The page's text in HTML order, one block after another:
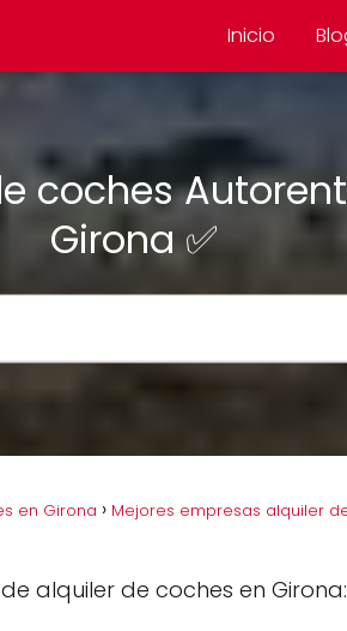
Inicio
coches
Girona ✅
en Girona Mejores empresas alquiler
alquiler de coches en Girona: